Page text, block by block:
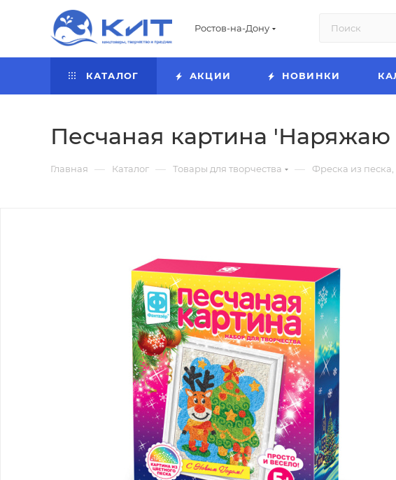
Ростов-на-Дону
КАТАЛОГ АКЦИИ НОВИНКИ
Песчаная картина 'Наряжаю
Главная — Каталог — Товары для творчества — Фреска из